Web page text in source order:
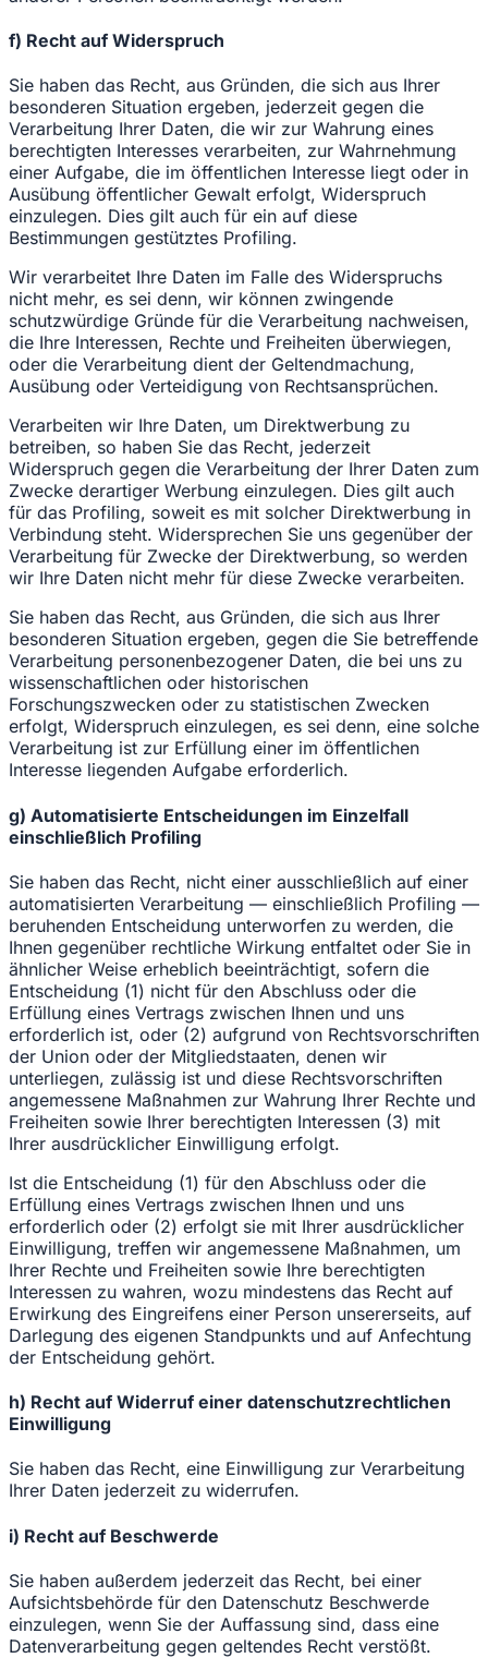
f) Recht auf Widerspruch
Sie haben das Recht, aus Gründen, die sich aus Ihrer
besonderen Situation ergeben, jederzeit gegen die
Verarbeitung Ihrer Daten, die wir zur Wahrung eines
berechtigten Interesses verarbeiten, zur Wahrnehmung
einer Aufgabe, die im öffentlichen Interesse liegt oder in
Ausübung öffentlicher Gewalt erfolgt, Widerspruch
einzulegen. Dies gilt auch für ein auf diese
Bestimmungen gestütztes Profiling.
Wir verarbeitet Ihre Daten im Falle des Widerspruchs
nicht mehr, es sei denn, wir können zwingende
schutzwürdige Gründe für die Verarbeitung nachweisen,
die Ihre Interessen, Rechte und Freiheiten überwiegen,
oder die Verarbeitung dient der Geltendmachung,
Ausübung oder Verteidigung von Rechtsansprüchen.
Verarbeiten wir Ihre Daten, um Direktwerbung zu
betreiben, so haben Sie das Recht, jederzeit
Widerspruch gegen die Verarbeitung der Ihrer Daten zum
Zwecke derartiger Werbung einzulegen. Dies gilt auch
für das Profiling, soweit es mit solcher Direktwerbung in
Verbindung steht. Widersprechen Sie uns gegenüber der
Verarbeitung für Zwecke der Direktwerbung, so werden
wir Ihre Daten nicht mehr für diese Zwecke verarbeiten.
Sie haben das Recht, aus Gründen, die sich aus Ihrer
besonderen Situation ergeben, gegen die Sie betreffende
Verarbeitung personenbezogener Daten, die bei uns zu
wissenschaftlichen oder historischen
Forschungszwecken oder zu statistischen Zwecken
erfolgt, Widerspruch einzulegen, es sei denn, eine solche
Verarbeitung ist zur Erfüllung einer im öffentlichen
Interesse liegenden Aufgabe erforderlich.
g) Automatisierte Entscheidungen im Einzelfall
einschließlich Profiling
Sie haben das Recht, nicht einer ausschließlich auf einer
automatisierten Verarbeitung — einschließlich Profiling —
beruhenden Entscheidung unterworfen zu werden, die
Ihnen gegenüber rechtliche Wirkung entfaltet oder Sie in
ähnlicher Weise erheblich beeinträchtigt, sofern die
Entscheidung (1) nicht für den Abschluss oder die
Erfüllung eines Vertrags zwischen Ihnen und uns
erforderlich ist, oder (2) aufgrund von Rechtsvorschriften
der Union oder der Mitgliedstaaten, denen wir
unterliegen, zulässig ist und diese Rechtsvorschriften
angemessene Maßnahmen zur Wahrung Ihrer Rechte und
Freiheiten sowie Ihrer berechtigten Interessen (3) mit
Ihrer ausdrücklicher Einwilligung erfolgt.
Ist die Entscheidung (1) für den Abschluss oder die
Erfüllung eines Vertrags zwischen Ihnen und uns
erforderlich oder (2) erfolgt sie mit Ihrer ausdrücklicher
Einwilligung, treffen wir angemessene Maßnahmen, um
Ihrer Rechte und Freiheiten sowie Ihre berechtigten
Interessen zu wahren, wozu mindestens das Recht auf
Erwirkung des Eingreifens einer Person unsererseits, auf
Darlegung des eigenen Standpunkts und auf Anfechtung
der Entscheidung gehört.
h) Recht auf Widerruf einer datenschutzrechtlichen
Einwilligung
Sie haben das Recht, eine Einwilligung zur Verarbeitung
Ihrer Daten jederzeit zu widerrufen.
i) Recht auf Beschwerde
Sie haben außerdem jederzeit das Recht, bei einer
Aufsichtsbehörde für den Datenschutz Beschwerde
einzulegen, wenn Sie der Auffassung sind, dass eine
Datenverarbeitung gegen geltendes Recht verstößt.